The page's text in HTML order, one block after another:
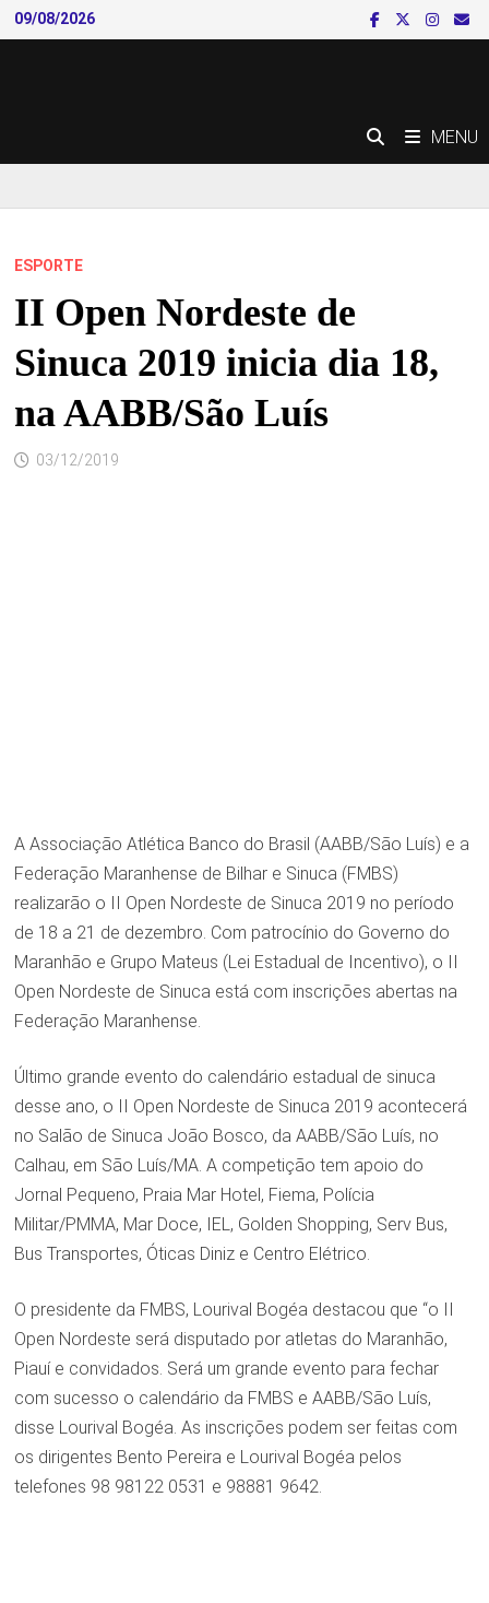
Skip
to
09/08/2026
MENU
ESPORTE
II Open Nordeste de
Sinuca 2019 inicia dia 18,
na AABB/São Luís
03/12/2019
A Associação Atlética Banco do Brasil (AABB/São Luís) e a
Federação Maranhense de Bilhar e Sinuca (FMBS)
realizarão o II Open Nordeste de Sinuca 2019 no período
de 18 a 21 de dezembro. Com patrocínio do Governo do
Maranhão e Grupo Mateus (Lei Estadual de Incentivo), o II
Open Nordeste de Sinuca está com inscrições abertas na
Federação Maranhense.
Último grande evento do calendário estadual de sinuca
desse ano, o II Open Nordeste de Sinuca 2019 acontecerá
no Salão de Sinuca João Bosco, da AABB/São Luís, no
Calhau, em São Luís/MA. A competição tem apoio do
Jornal Pequeno, Praia Mar Hotel, Fiema, Polícia
Militar/PMMA, Mar Doce, IEL, Golden Shopping, Serv Bus,
Bus Transportes, Óticas Diniz e Centro Elétrico.
O presidente da FMBS, Lourival Bogéa destacou que “o II
Open Nordeste será disputado por atletas do Maranhão,
Piauí e convidados. Será um grande evento para fechar
com sucesso o calendário da FMBS e AABB/São Luís,
disse Lourival Bogéa. As inscrições podem ser feitas com
os dirigentes Bento Pereira e Lourival Bogéa pelos
telefones 98 98122 0531 e 98881 9642.